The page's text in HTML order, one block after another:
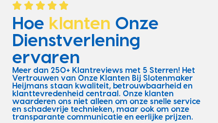
Hoe klanten Onze
Dienstverlening
ervaren
Meer dan 250+ Klantreviews met 5 Sterren! Het
Vertrouwen van Onze Klanten Bij Slotenmaker
Heijmans staan kwaliteit, betrouwbaarheid en
klanttevredenheid centraal. Onze klanten
waarderen ons niet alleen om onze snelle service
en schadevrije technieken, maar ook om onze
transparante communicatie en eerlijke prijzen.